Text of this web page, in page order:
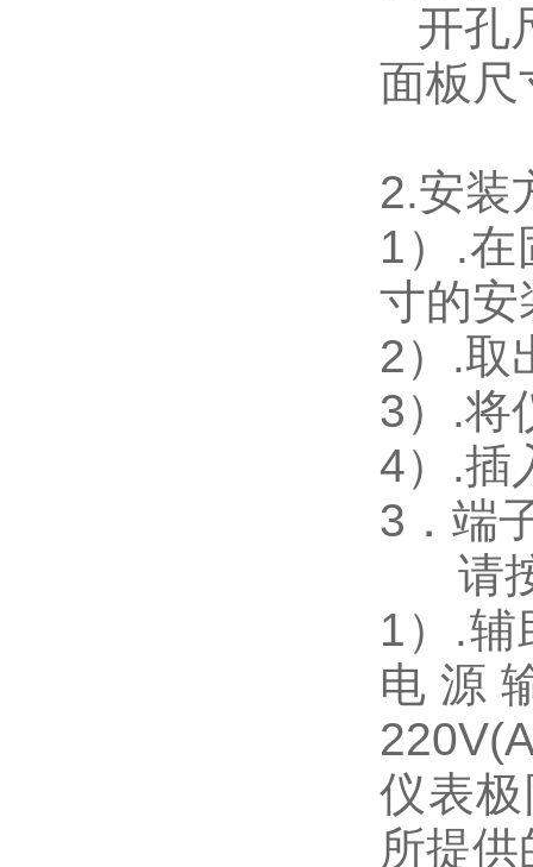
开孔
面板尺
2.安装
1 ）.
寸的安
2）.取
3）.将
4）.插
3 ．端
请
1 ） .辅
电源
仪表
所提